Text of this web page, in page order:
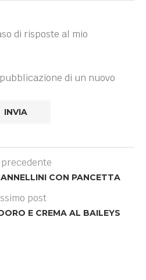
di risposte al mio
di un nuovo
CON PANCETTA
post
E CREMA AL BAILEYS